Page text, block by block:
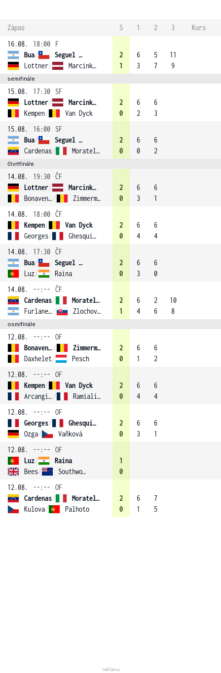
Zápas S 1 2 3
Kurs
16.08.
18:00
F
Bua/
Seguel (3)
Lottner/ Marcinkevica (1)
2
1
6
3
5
7
11
9
semifinále
15.08. 17:30
SF
Lottner/
Marcinkevica (1)
Kempen/ Van Dyck
2
0
6
2
6
3
15.08.
16:00
SF
Bua/
Seguel (3)
Cardenas/ Moratelli
2
0
6
0
6
2
čtvrtfinále
14.08. 19:30 ČF
Lottner/
Marcinkevica (1)
Bonaventure / Zimmermann
2
0
6
3
6
1
14.08.
18:00 ČF
Kempen/
Van Dyck
Georges/ Ghesquiere
2
0
6
4
6
4
14.08.
17:30 ČF
Bua/
Seguel (3)
Luz/ Raina
2
0
6
3
6
0
14.08.
--:--
ČF
Cardenas/
Moratelli
Furlanetto / Zlochova (2)
2
1
6
4
2
6
10
8
osmifinále
12.08. --:--
OF
Bonaventure /
Zimmermann
Daxhelet/ Pesch
2
0
6
1
6
2
12.08.
--:--
OF
Kempen/
Van Dyck
Arcangioli / Ramialison (4)
2
0
6
4
6
4
12.08.
--:--
OF
Georges/
Ghesquiere
Ozga/ Vaňková
2
0
6
3
6
1
12.08.
--:--
OF
Luz/
Raina
Bees/ Southwood
1
0
12.08.
--:--
OF
Cardenas/
Moratelli
Kulova/ Palhoto
2
0
6
1
7
5